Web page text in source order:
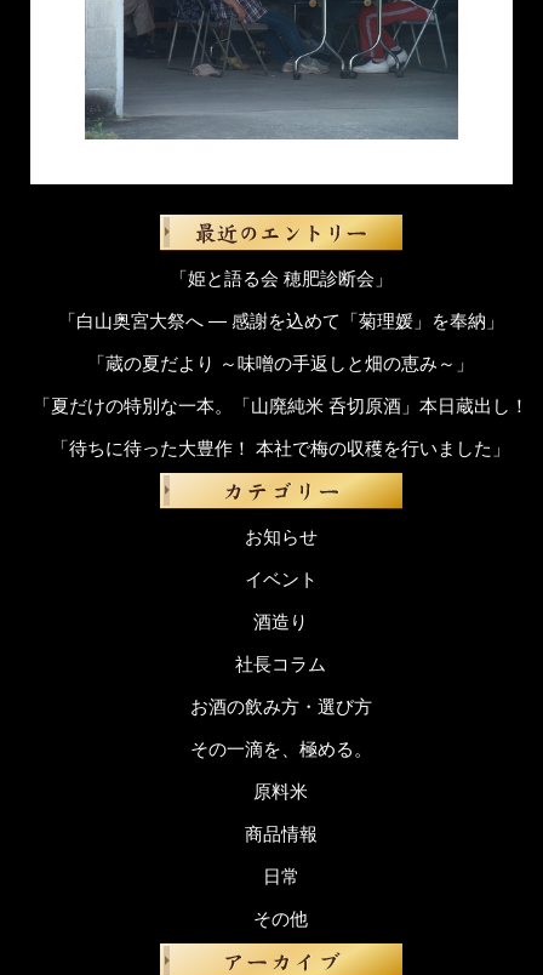
「姫と語る会 穂肥診断会」
「白山奥宮大祭へ ― 感謝を込めて「菊理媛」を奉納」
「蔵の夏だより ～味噌の手返しと畑の恵み～」
「夏だけの特別な一本。「山廃純米 呑切原酒」本日蔵出し！
「待ちに待った大豊作！ 本社で梅の収穫を行いました」
お知らせ
イベント
酒造り
社長コラム
お酒の飲み方・選び方
その一滴を、極める。
原料米
商品情報
日常
その他